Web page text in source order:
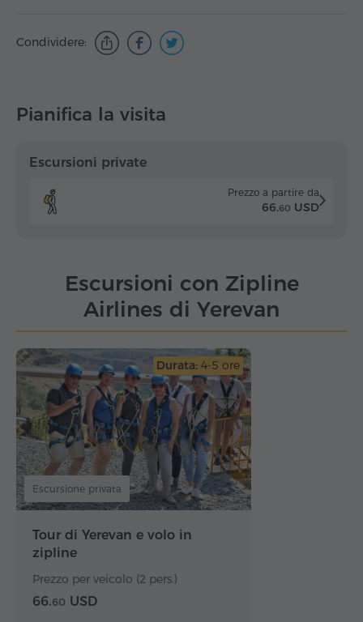
Condividere:
Pianifica la visita
Escursioni private
Prezzo a partire da
66.60 USD
Escursioni con Zipline
Airlines di Yerevan
Durata: 4-5 ore
Escursione privata
Tour di Yerevan e volo in
zipline
Prezzo per veicolo (2 pers.)
66.60 USD